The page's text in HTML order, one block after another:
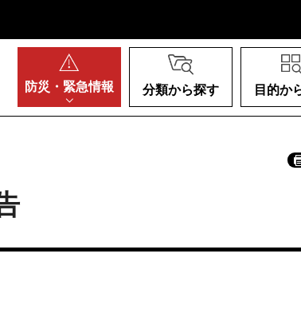
防災・ 緊急情報 分類から探す 目的か